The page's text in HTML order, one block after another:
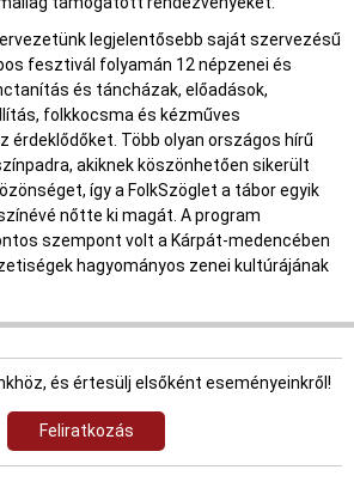
legjelentősebb saját szervezésű
fesztivál folyamán 12 népzenei és
és táncházak, előadások,
folkkocsma és kézműves
érdeklődőket. Több olyan országos hírű
akiknek köszönhetően sikerült
így a FolkSzöglet a tábor egyik
nőtte ki magát. A program
szempont volt a Kárpát-medencében
hagyományos zenei kultúrájának
és értesülj elsőként eseményeinkről!
Feliratkozás